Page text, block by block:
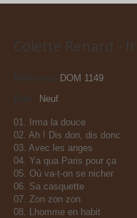
Colette Renard -
Référence
DOM 1149
Neuf
01. Irma la douce
02. Ah ! Dis don, dis donc
03. Avec les anges
04. Ya qua Paris pour ça
05. Où va-t-on se nicher
06. Sa casquette
07. Zon zon zon
08. Lhomme en habit